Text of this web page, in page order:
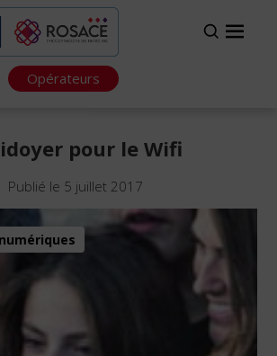
Opérateurs
pour le Wifi
Publié le 5 juillet 2017